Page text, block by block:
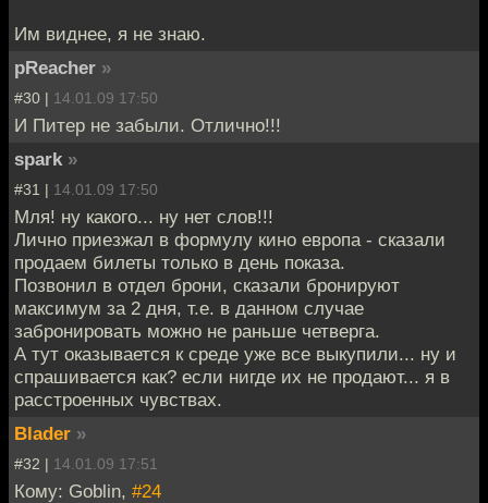
Им виднее, я не знаю.
pReacher »
#30 | 14.01.09 17:50
И Питер не забыли. Отлично!!!
spark »
#31 | 14.01.09 17:50
Мля! ну какого... ну нет слов!!!
Лично приезжал в формулу кино европа - сказали
продаем билеты только в день показа.
Позвонил в отдел брони, сказали бронируют
максимум за 2 дня, т.е. в данном случае
забронировать можно не раньше четверга.
А тут оказывается к среде уже все выкупили... ну и
спрашивается как? если нигде их не продают... я в
расстроенных чувствах.
Blader »
#32 | 14.01.09 17:51
Кому: Goblin, #24